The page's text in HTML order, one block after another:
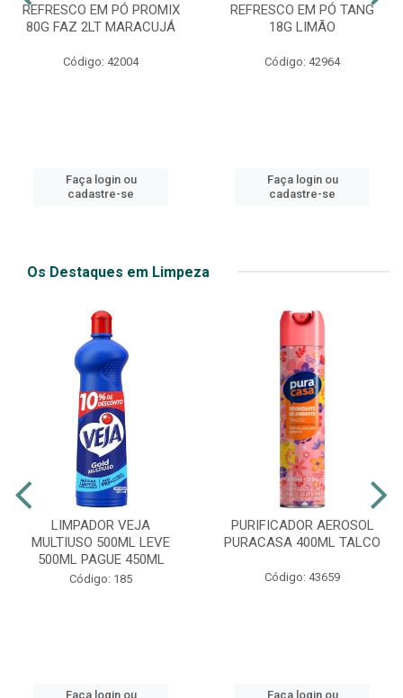
REFRESCO EM PÓ PROMIX
80G FAZ 2LT MARACUJÁ
Código: 42004
Faça login ou
cadastre-se
REFRESCO EM PÓ TANG
18G LIMÃO
Código: 42964
Faça login ou
cadastre-se
Os Destaques em Limpeza
LIMPADOR VEJA
MULTIUSO 500ML LEVE
500ML PAGUE 450ML
Código: 185
Faça login ou
PURIFICADOR AEROSOL
PURACASA 400ML TALCO
Código: 43659
Faça login ou